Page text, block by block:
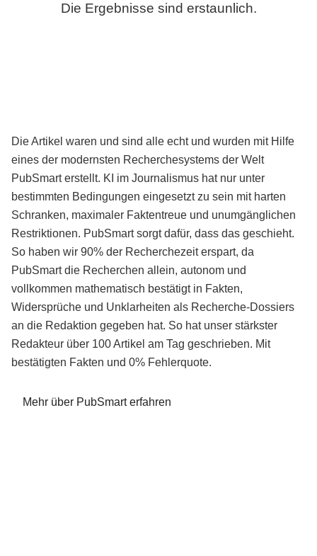
Die Ergebnisse sind erstaunlich.
Die Artikel waren und sind alle echt und wurden mit Hilfe
eines der modernsten Recherchesystems der Welt
PubSmart erstellt. KI im Journalismus hat nur unter
bestimmten Bedingungen eingesetzt zu sein mit harten
Schranken, maximaler Faktentreue und unumgänglichen
Restriktionen. PubSmart sorgt dafür, dass das geschieht.
So haben wir 90% der Recherchezeit erspart, da
PubSmart die Recherchen allein, autonom und
vollkommen mathematisch bestätigt in Fakten,
Widersprüche und Unklarheiten als Recherche-Dossiers
an die Redaktion gegeben hat. So hat unser stärkster
Redakteur über 100 Artikel am Tag geschrieben. Mit
bestätigten Fakten und 0% Fehlerquote.
Mehr über PubSmart erfahren